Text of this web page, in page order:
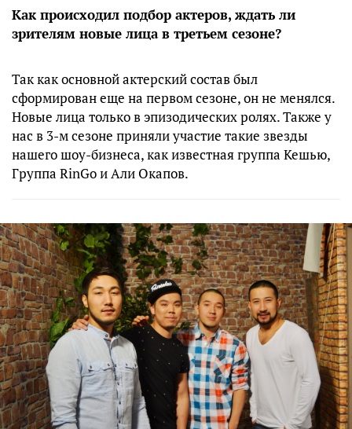
Как происходил подбор актеров, ждать ли
зрителям новые лица в третьем сезоне?
Так как основной актерский состав был
сформирован еще на первом сезоне, он не менялся.
Новые лица только в эпизодических ролях. Также у
нас в 3-м сезоне приняли участие такие звезды
нашего шоу-бизнеса, как известная группа Кешью,
Группа RinGo и Али Окапов.